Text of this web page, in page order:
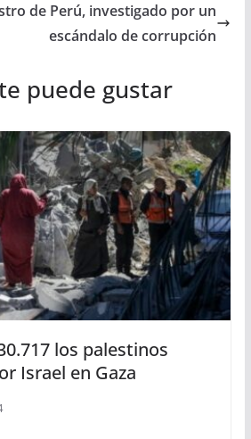
de Perú, investigado por un
escándalo de corrupción
puede gustar
los palestinos
Israel en Gaza